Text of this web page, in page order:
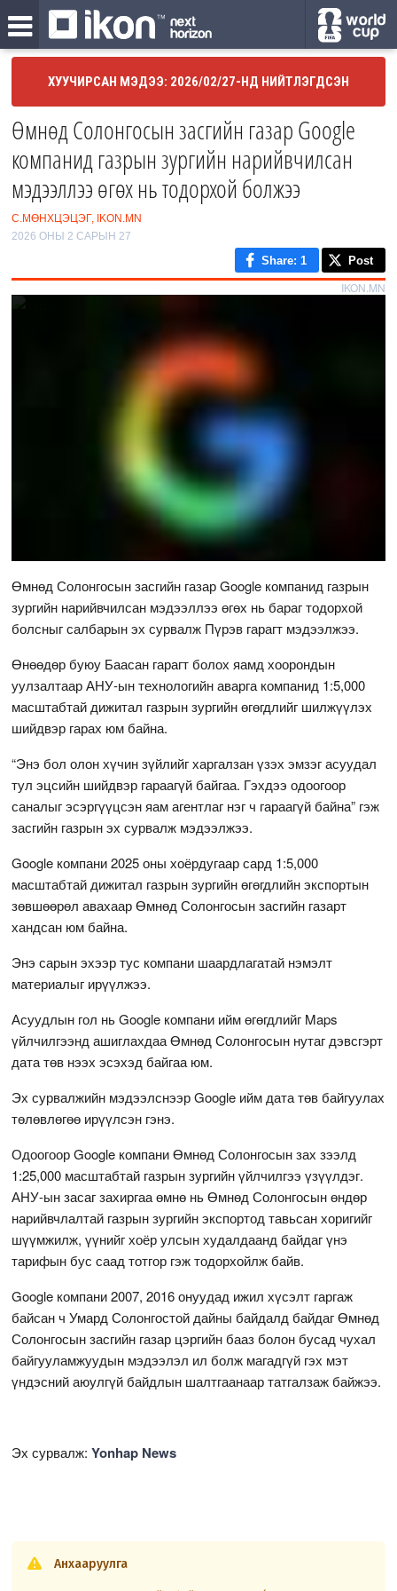
ХУУЧИРСАН МЭДЭЭ: 2026/02/27-НД НИЙТЛЭГДСЭН
Өмнөд Солонгосын засгийн газар Google
компанид газрын зургийн нарийвчилсан
мэдээллээ өгөх нь тодорхой болжээ
С.МӨНХЦЭЦЭГ, IKON.MN
2026 ОНЫ 2 САРЫН 27
Share: 1 Post
IKON.MN
Өмнөд Солонгосын засгийн газар Google компанид газрын
зургийн нарийвчилсан мэдээллээ өгөх нь бараг тодорхой
болсныг салбарын эх сурвалж Пүрэв гарагт мэдээлжээ.
Өнөөдөр буюу Баасан гарагт болох яамд хоорондын
уулзалтаар АНУ-ын технологийн аварга компанид 1:5,000
масштабтай дижитал газрын зургийн өгөгдлийг шилжүүлэх
шийдвэр гарах юм байна.
“Энэ бол олон хүчин зүйлийг харгалзан үзэх эмзэг асуудал
тул эцсийн шийдвэр гараагүй байгаа. Гэхдээ одоогоор
саналыг эсэргүүцсэн яам агентлаг нэг ч гараагүй байна” гэж
засгийн газрын эх сурвалж мэдээлжээ.
Google компани 2025 оны хоёрдугаар сард 1:5,000
масштабтай дижитал газрын зургийн өгөгдлийн экспортын
зөвшөөрөл авахаар Өмнөд Солонгосын засгийн газарт
хандсан юм байна.
Энэ сарын эхээр тус компани шаардлагатай нэмэлт
материалыг ирүүлжээ.
Асуудлын гол нь Google компани ийм өгөгдлийг Maps
үйлчилгээнд ашиглахдаа Өмнөд Солонгосын нутаг дэвсгэрт
дата төв нээх эсэхэд байгаа юм.
Эх сурвалжийн мэдээлснээр Google ийм дата төв байгуулах
төлөвлөгөө ирүүлсэн гэнэ.
Одоогоор Google компани Өмнөд Солонгосын зах зээлд
1:25,000 масштабтай газрын зургийн үйлчилгээ үзүүлдэг.
АНУ-ын засаг захиргаа өмнө нь Өмнөд Солонгосын өндөр
нарийвчлалтай газрын зургийн экспортод тавьсан хоригийг
шүүмжилж, үүнийг хоёр улсын худалдаанд байдаг үнэ
тарифын бус саад тотгор гэж тодорхойлж байв.
Google компани 2007, 2016 онуудад ижил хүсэлт гаргаж
байсан ч Умард Солонгостой дайны байдалд байдаг Өмнөд
Солонгосын засгийн газар цэргийн бааз болон бусад чухал
байгууламжуудын мэдээлэл ил болж магадгүй гэх мэт
үндэсний аюулгүй байдлын шалтгаанаар татгалзаж байжээ.
Эх сурвалж:Yonhap News
Анхааруулга